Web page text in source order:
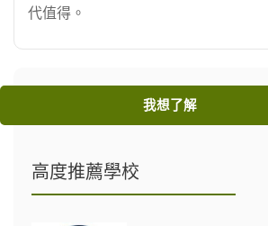
代值得。
我想了解
高度推薦學校